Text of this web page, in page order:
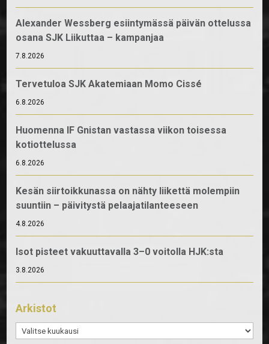
Alexander Wessberg esiintymässä päivän ottelussa
osana SJK Liikuttaa – kampanjaa
7.8.2026
Tervetuloa SJK Akatemiaan Momo Cissé
6.8.2026
Huomenna IF Gnistan vastassa viikon toisessa
kotiottelussa
6.8.2026
Kesän siirtoikkunassa on nähty liikettä molempiin
suuntiin – päivitystä pelaajatilanteeseen
4.8.2026
Isot pisteet vakuuttavalla 3–0 voitolla HJK:sta
3.8.2026
Arkistot
Arkistot